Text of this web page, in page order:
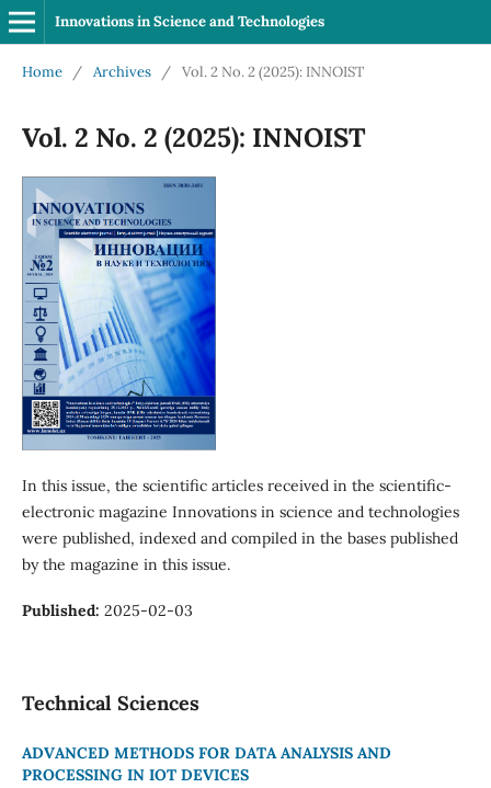
Innovations in Science and Technologies
Home / Archives / Vol. 2 No. 2 (2025): INNOIST
Vol. 2 No. 2 (2025): INNOIST
In this issue, the scientific articles received in the scientific-
electronic magazine Innovations in science and technologies
were published, indexed and compiled in the bases published
by the magazine in this issue.
Published: 2025-02-03
Technical Sciences
АDVАNCED METHODS FOR DАTА АNАLYSIS АND
РROCESSING IN IOT DEVICES